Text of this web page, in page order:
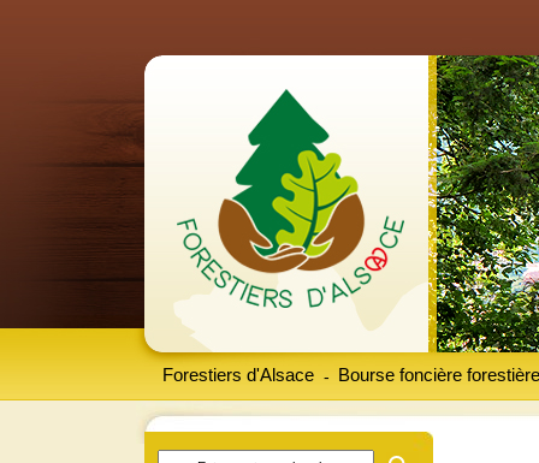
Forestiers d'Alsace Bourse foncière forestière
-